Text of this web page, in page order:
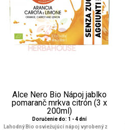
Alce Nero Bio Nápoj jablko
pomaranč mrkva citrón (3 x
200ml)
Doručenie do: 1 - 4 dní
Lahodný Bio osviežujúci nápoj vyrobený z